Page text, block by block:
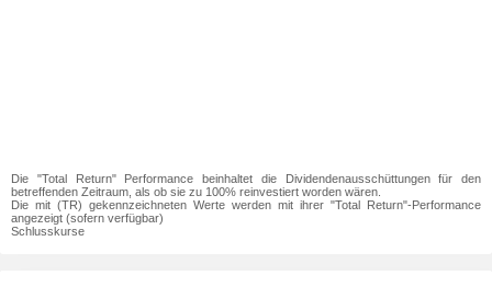
Die "Total Return" Performance beinhaltet die Dividendenausschüttungen für den
betreffenden Zeitraum, als ob sie zu 100% reinvestiert worden wären.
Die mit (TR) gekennzeichneten Werte werden mit ihrer "Total Return"-Performance
angezeigt (sofern verfügbar)
Schlusskurse